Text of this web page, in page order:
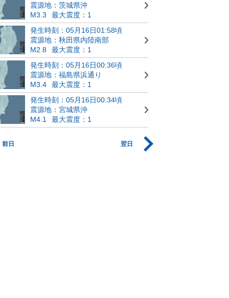
震源地：茨城県沖
M3.3
最大震度：1
発生時刻：05月16日01:58頃
震源地：秋田県内陸南部
M2.8
最大震度：1
発生時刻：05月16日00:36頃
震源地：福島県浜通り
M3.4
最大震度：1
発生時刻：05月16日00:34頃
震源地：宮城県沖
M4.1
最大震度：1
前日 翌日